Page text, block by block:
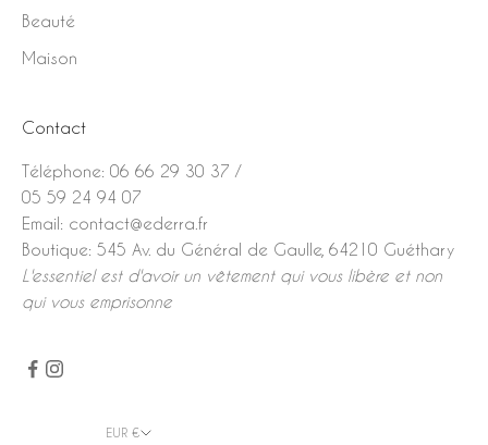
Beauté
Maison
Contact
Téléphone: 06 66 29 30 37 /
05 59 24 94 07
Email: contact@ederra.fr
Boutique: 545 Av. du Général de Gaulle, 64210 Guéthary
L'essentiel est d'avoir un vêtement qui vous libère et non
qui vous emprisonne
EUR €